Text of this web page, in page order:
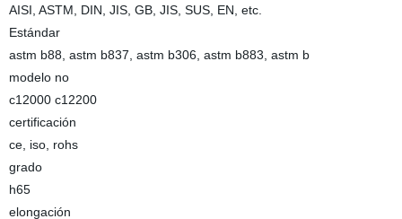
AISI, ASTM, DIN, JIS, GB, JIS, SUS, EN, etc.
Estándar
astm b88, astm b837, astm b306, astm b883, astm b
modelo no
c12000 c12200
certificación
ce, iso, rohs
grado
h65
elongación